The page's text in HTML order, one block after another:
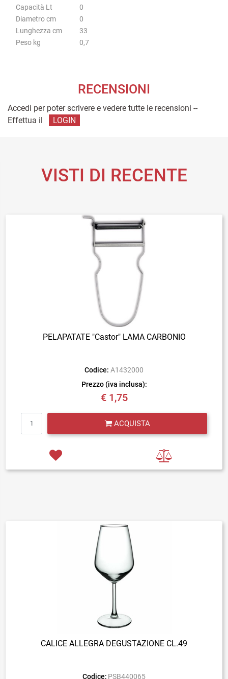
Capacità Lt
0
Diametro cm
0
Lunghezza cm
33
Peso kg
0,7
RECENSIONI
Accedi per poter scrivere e vedere tutte le recensioni --
Effettua il
LOGIN
VISTI DI RECENTE
PELAPATATE "Castor" LAMA CARBONIO
Codice: A1432000
Prezzo (iva inclusa):
€ 1,75
ACQUISTA
CALICE ALLEGRA DEGUSTAZIONE CL.49
Codice: PSB440065